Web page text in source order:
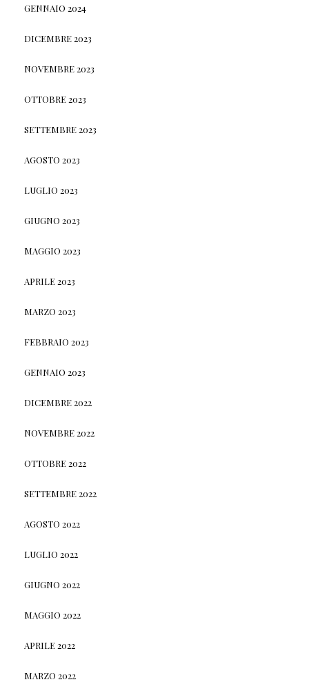
GENNAIO 2024
DICEMBRE 2023
NOVEMBRE 2023
OTTOBRE 2023
SETTEMBRE 2023
AGOSTO 2023
LUGLIO 2023
GIUGNO 2023
MAGGIO 2023
APRILE 2023
MARZO 2023
FEBBRAIO 2023
GENNAIO 2023
DICEMBRE 2022
NOVEMBRE 2022
OTTOBRE 2022
SETTEMBRE 2022
AGOSTO 2022
LUGLIO 2022
GIUGNO 2022
MAGGIO 2022
APRILE 2022
MARZO 2022